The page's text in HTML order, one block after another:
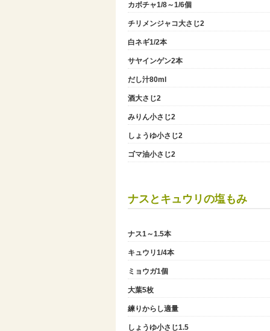
カボチャ1/8～1/6個
チリメンジャコ大さじ2
白ネギ1/2本
サヤインゲン2本
だし汁80ml
酒大さじ2
みりん小さじ2
しょうゆ小さじ2
ゴマ油小さじ2
ナスとキュウリの塩もみ
ナス1～1.5本
キュウリ1/4本
ミョウガ1個
大葉5枚
練りからし適量
しょうゆ小さじ1.5